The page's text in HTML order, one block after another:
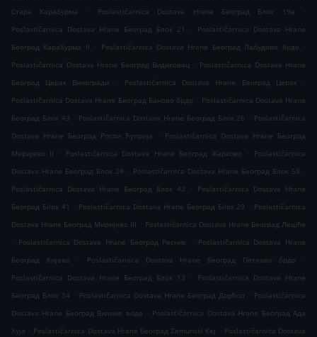
Стара Карабурма
. Poslastičarnica Dostava Hrane Београд Блок 19а
.
Poslastičarnica Dostava Hrane Београд Блок 21
. Poslastičarnica Dostava Hrane
Београд Карабурма II
. Poslastičarnica Dostava Hrane Београд Лабудово брдо
.
Poslastičarnica Dostava Hrane Београд Видиковац . Poslastičarnica Dostava Hrane
Београд Церак Виногради
. Poslastičarnica Dostava Hrane Београд Церак
.
Poslastičarnica Dostava Hrane Београд Баново брдо . Poslastičarnica Dostava Hrane
Београд Блок 43 . Poslastičarnica Dostava Hrane Београд Блок 26 . Poslastičarnica
Dostava Hrane Београд Роспи Ћуприја
. Poslastičarnica Dostava Hrane Београд
Миријево II
. Poslastičarnica Dostava Hrane Београд Жарково . Poslastičarnica
Dostava Hrane Београд Блок 24 . Poslastičarnica Dostava Hrane Београд Блок 58 .
Poslastičarnica Dostava Hrane Београд Блок 42
. Poslastičarnica Dostava Hrane
Београд Блок 41
. Poslastičarnica Dostava Hrane Београд Блок 29 . Poslastičarnica
Dostava Hrane Београд Миријево III . Poslastičarnica Dostava Hrane Београд Лешће
. Poslastičarnica Dostava Hrane Београд Ресник . Poslastičarnica Dostava Hrane
Београд Кијево
. Poslastičarnica Dostava Hrane Београд Петлово брдо
.
Poslastičarnica Dostava Hrane Београд Блок 13
. Poslastičarnica Dostava Hrane
Београд Блок 14 . Poslastičarnica Dostava Hrane Београд Дорћол . Poslastičarnica
Dostava Hrane Београд Вилине воде . Poslastičarnica Dostava Hrane Београд Ада
Хуја . Poslastičarnica Dostava Hrane Београд Zemunski Kej . Poslastičarnica Dostava